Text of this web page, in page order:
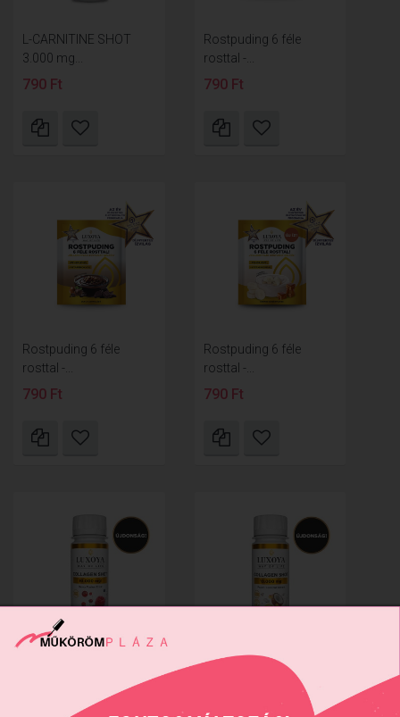
L-CARNITINE SHOT
3.000 mg...
790 Ft
Rostpuding 6 féle
rosttal -...
790 Ft
Rostpuding 6 féle
rosttal -...
790 Ft
Rostpuding 6 féle
rosttal -...
790 Ft
COLLAGEN SHOT